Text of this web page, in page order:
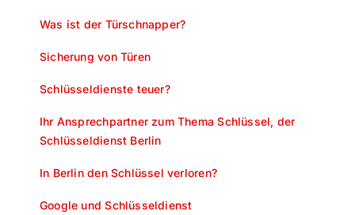
Was ist der Türschnapper?
Sicherung von Türen
Schlüsseldienste teuer?
Ihr Ansprechpartner zum Thema Schlüssel, der
Schlüsseldienst Berlin
In Berlin den Schlüssel verloren?
Google und Schlüsseldienst